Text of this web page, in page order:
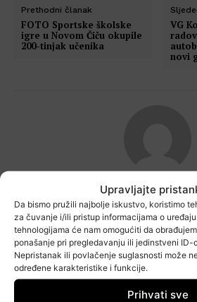
Upravljajte
Da bismo pružili najbolje iskustvo, koristimo
za čuvanje i/ili pristup informacijama o
tehnologijama će nam omogućiti da
ponašanje pri pregledavanju ili jedinstveni
Nepristanak ili povlačenje suglasnosti može
određene karakteristike i funkcije.
Prihvati sve
Prethodni članak
FOTO Sportske školske
igre u Novom Čiču okupile
200-tinjak učenika
VG
novi
Redakcija
PODIJELI